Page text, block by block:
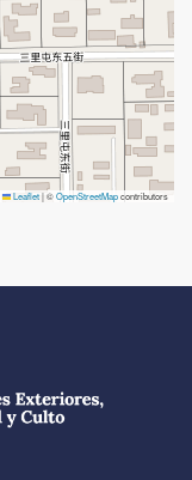
Leaflet|©OpenStreetMapcontributors